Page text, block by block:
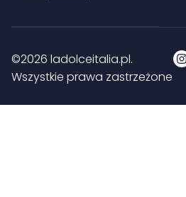
©2026 ladolceitalia.pl.
Wszystkie prawa zastrzeżone